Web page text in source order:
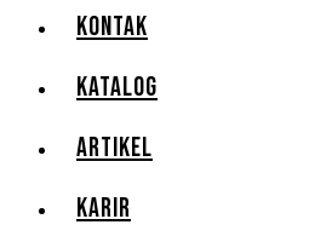
KONTAK
KATALOG
ARTIKEL
KARIR